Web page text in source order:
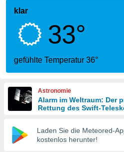
wurde
dass
sind.
diese
klar
33°
gefühlte Temperatur 36°
Astronomie
Alarm im Weltraum: Der
Rettung des Swift-
Laden Sie die Meteored-
kostenlos herunter!